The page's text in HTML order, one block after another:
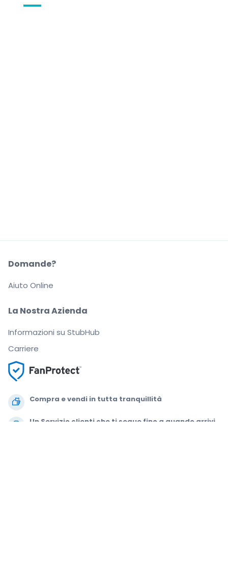
Compra e vendi in tutta tranquillità
Un Servizio clienti che ti segue fino a quando arrivi
La Nostra Azienda
Informazioni su StubHub
Carriere
Domande?
Aiuto Online